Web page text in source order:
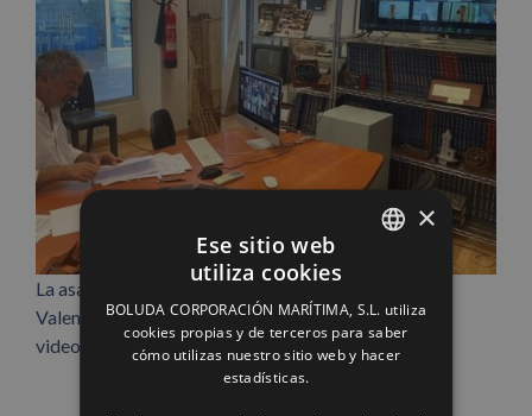
La asamblea general de Aportem-Puerto Solidario
Valencia se celebró la pasada semana por
videoconferencia.
ENGLISH
FRENCH
×
Ese sitio web
utiliza cookies
BOLUDA CORPORACIÓN MARÍTIMA, S.L. utiliza
cookies propias y de terceros para saber
cómo utilizas nuestro sitio web y hacer
estadísticas.